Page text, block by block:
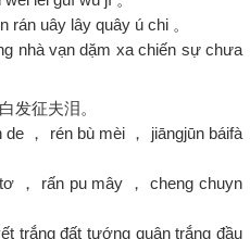
rán uây lây quây ú chi 。
nhà vạn dặm xa chiến sự chưa
发征夫泪。
， rén bù mèi ， jiāngjūn báifà
， rấn pu mây ， cheng chuyn
trắng đất tướng quân trắng đầu